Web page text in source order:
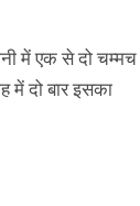
में एक से दो चम्मच
में दो बार इसका